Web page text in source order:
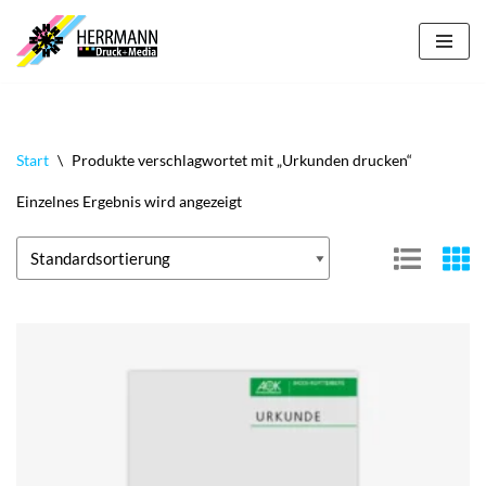
Zum
Start \ Produkte verschlagwortet mit „Urkunden drucken“
Einzelnes Ergebnis wird angezeigt